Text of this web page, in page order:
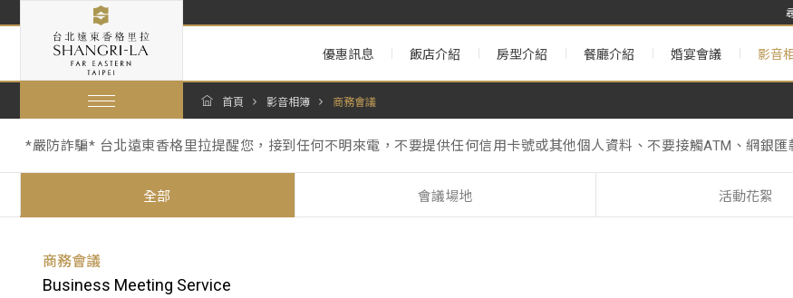
優惠訊息 飯店介紹 房型介紹 餐廳介紹 婚宴會議 影音
首頁 影音相簿 商務會議
跟著香格里拉一起環保愛地球：為因應《中華民國環境部環境管理署》的相關規定，台北遠東香格里拉將於2025年1月1日
*嚴防詐騙* 台北遠東香格里拉提醒您，接到任何不明來電，不要提供任何信用卡號或其他個人資料、不要接觸ATM、網銀
【暑假期間泳池營運與年度維修調整通知 Summer Pool Operations & Annual Maintenance Notice】
全部 會議場地 活動花絮
商務會議
Business Meeting Service